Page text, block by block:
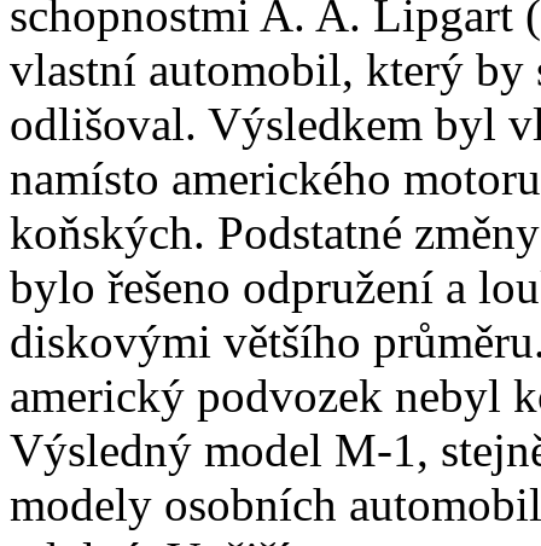
schopnostmi A. A. Lipgart
vlastní automobil, který by
odlišoval. Výsledkem byl
namísto amerického
koňských. Podstatné
bylo řešeno odpružení a
diskovými většího
americký podvozek nebyl
Výsledný model M-1,
modely osobních